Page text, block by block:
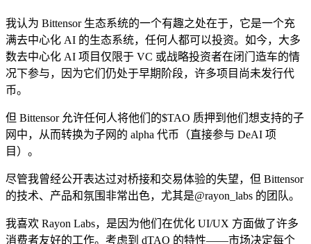
我认为 Bittensor 生态系统的一个有趣之处在于，它是一个充
满去中心化 AI 的生态系统，任何人都可以投资。如今，大多
数去中心化 AI 项目仅限于 VC 或战略投资者在闭门造车的情
况下参与，因为它们仍处于早期阶段，许多项目尚未发行代
币。
但 Bittensor 允许任何人将他们的$TAO 质押到他们想支持的子
网中，从而转换为子网的 alpha 代币（直接参与 DeAI 项
目）。
尽管我曾经公开表达过对桥接和交易体验的失望，但 Bittensor
的技术、产品和氛围非常出色，尤其是@rayon_labs 的团队。
我喜欢 Rayon Labs，是因为他们在优化 UI/UX 方面做了许多
消费者友好的工作。考虑到 dTAO 的特性——市场决定每个